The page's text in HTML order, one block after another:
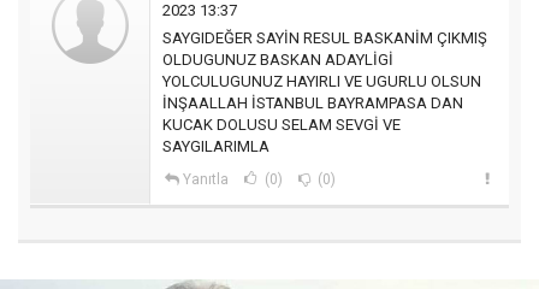
2023 13:37
SAYGIDEĞER SAYİN RESUL BASKANİM ÇIKMIŞ
OLDUGUNUZ BASKAN ADAYLİGİ
YOLCULUGUNUZ HAYIRLI VE UGURLU OLSUN
İNŞAALLAH İSTANBUL BAYRAMPASA DAN
KUCAK DOLUSU SELAM SEVGİ VE
SAYGILARIMLA
Yanıtla (0) (0)